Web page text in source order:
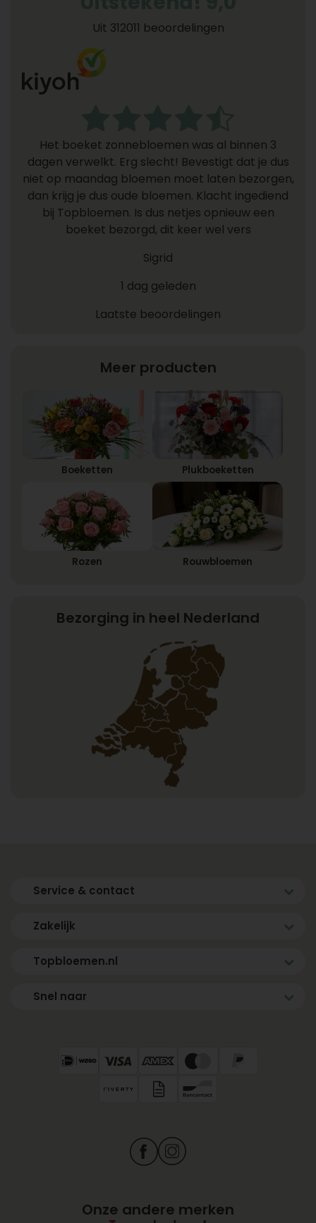
Uit 312011 beoordelingen
Het boeket zonnebloemen was al binnen 3
dagen verwelkt. Erg slecht! Bevestigt dat je dus
niet op maandag bloemen moet laten bezorgen,
dan krijg je dus oude bloemen. Klacht ingediend
bij Topbloemen. Is dus netjes opnieuw een
boeket bezorgd, dit keer wel vers
Sigrid
1 dag geleden
Laatste beoordelingen
Meer producten
Boeketten Plukboeketten
Rozen Rouwbloemen
Bezorging in heel Nederland
Service & contact
Zakelijk
Topbloemen.nl
Snel naar
Onze andere merken